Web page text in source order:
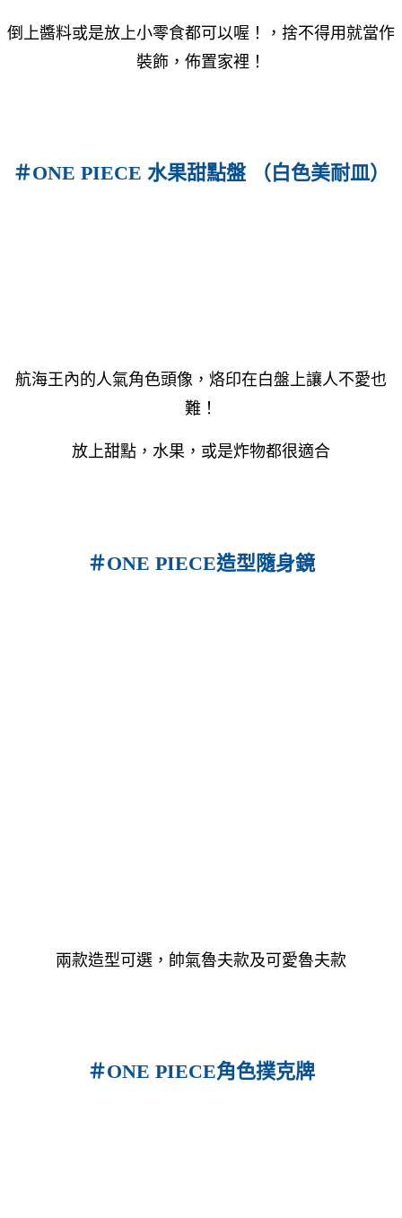
倒上醬料或是放上小零食都可以喔！， 捨不得用就當作
裝飾，佈置家裡！
＃ONE PIECE 水果甜點盤 （白色美耐皿）
航海王內的人氣角色頭像，烙印在白盤上讓人不愛也
難！
放上甜點，水果，或是炸物都很適合
＃ONE PIECE造型隨身鏡
兩款造型可選，帥氣魯夫款及可愛魯夫款
＃ONE PIECE角色撲克牌